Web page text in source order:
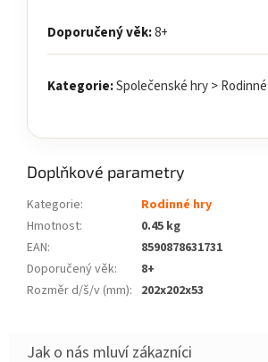
Doporučený věk:8+
Kategorie:Společenské hry >
Doplňkové parametry
Kategorie:
Rodinné hry
Hmotnost:
0.45 kg
EAN:
8590878631731
Doporučený věk:
8+
Rozměr d/š/v (mm): 202x202x53